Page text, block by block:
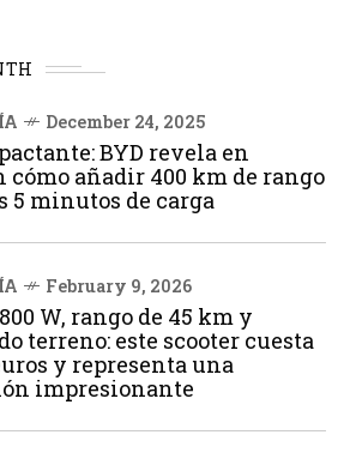
December 24, 2025
BYD revela en
cómo añadir 400 km de rango
5 minutos de carga
February 9, 2026
W, rango de 45 km y
terreno: este scooter cuesta
y representa una
impresionante